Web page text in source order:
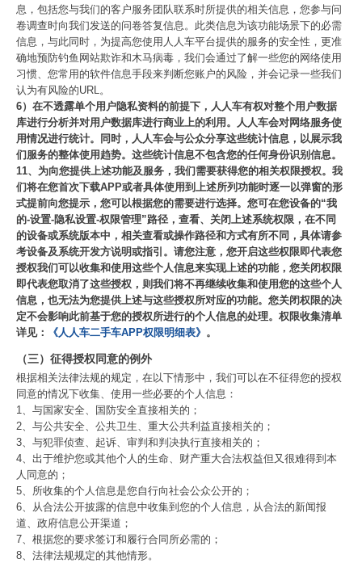
息，包括您与我们的客户服务团队联系时所提供的相关信息，您参与问
卷调查时向我们发送的问卷答复信息。此类信息为该功能场景下的必需
信息，与此同时，为提高您使用人人车平台提供的服务的安全性，更准
确地预防钓鱼网站欺诈和木马病毒，我们会通过了解一些您的网络使用
习惯、您常用的软件信息手段来判断您账户的风险，并会记录一些我们
认为有风险的URL。
6）在不透露单个用户隐私资料的前提下，人人车有权对整个用户数据
库进行分析并对用户数据库进行商业上的利用。人人车会对网络服务使
用情况进行统计。同时，人人车会与公众分享这些统计信息，以展示我
们服务的整体使用趋势。这些统计信息不包含您的任何身份识别信息。
11、为向您提供上述功能及服务，我们需要获得您的相关权限授权。我
们将在您首次下载APP或者具体使用到上述所列功能时逐一以弹窗的形
式提前向您提示，您可以根据您的需要进行选择。您可在您设备的“我
的-设置-隐私设置-权限管理”路径，查看、关闭上述系统权限，在不同
的设备或系统版本中，相关查看或操作路径和方式有所不同，具体请参
考设备及系统开发方说明或指引。请您注意，您开启这些权限即代表您
授权我们可以收集和使用这些个人信息来实现上述的功能，您关闭权限
即代表您取消了这些授权，则我们将不再继续收集和使用您的这些个人
信息，也无法为您提供上述与这些授权所对应的功能。您关闭权限的决
定不会影响此前基于您的授权所进行的个人信息的处理。权限收集清单
详见：
《人人车二手车APP权限明细表》 。
（三）征得授权同意的例外
根据相关法律法规的规定，在以下情形中，我们可以在不征得您的授权
同意的情况下收集、使用一些必要的个人信息：
1、与国家安全、国防安全直接相关的；
2、与公共安全、公共卫生、重大公共利益直接相关的；
3、与犯罪侦查、起诉、审判和判决执行直接相关的；
4、出于维护您或其他个人的生命、财产重大合法权益但又很难得到本
人同意的；
5、所收集的个人信息是您自行向社会公众公开的；
6、从合法公开披露的信息中收集到您的个人信息，从合法的新闻报
道、政府信息公开渠道；
7、根据您的要求签订和履行合同所必需的；
8、法律法规规定的其他情形。